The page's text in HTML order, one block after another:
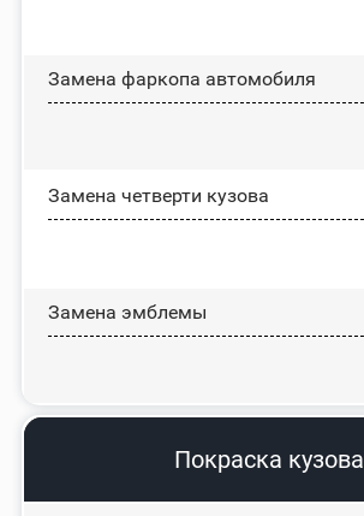
Замена фаркопа автомобиля
Замена четверти кузова
Замена эмблемы
Покраска кузова